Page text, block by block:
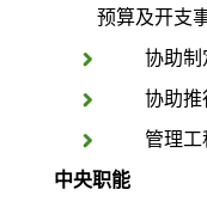
预算及开支
协助制定
协助推行
管理工程
中央职能